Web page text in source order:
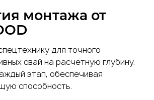
монтажа от
для точного
свай на расчетную глубину.
этап, обеспечивая
способность.